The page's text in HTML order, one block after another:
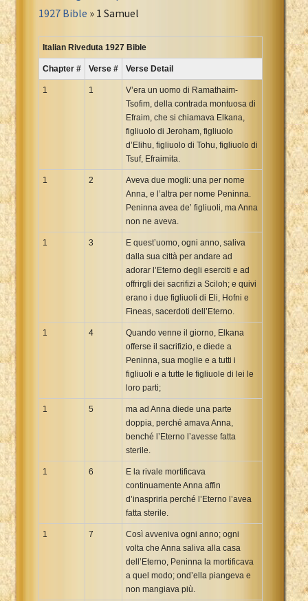
Russian Synodal 1876 Bible
Russian Synodal Bible Win-1251
Spanish Sag. Escrituras 1569
Swahili New Testament
Tagalog John and James
Turkish Bible
Xhosa Bible
1927 Bible » 1 Samuel
Italian Riveduta 1927 Bible
Chapter # Verse # Verse Detail
1 1
V’era un uomo di Ramathaim-
Tsofim, della contrada montuosa di
Efraim, che si chiamava Elkana,
figliuolo di Jeroham, figliuolo
d’Elihu, figliuolo di Tohu, figliuolo di
Tsuf, Efraimita.
1 2
Aveva due mogli: una per nome
Anna, e l’altra per nome Peninna.
Peninna avea de’ figliuoli, ma Anna
non ne aveva.
1 3
E quest’uomo, ogni anno, saliva
dalla sua città per andare ad
adorar l’Eterno degli eserciti e ad
offrirgli dei sacrifizi a Sciloh; e quivi
erano i due figliuoli di Eli, Hofni e
Fineas, sacerdoti dell’Eterno.
1 4
Quando venne il giorno, Elkana
offerse il sacrifizio, e diede a
Peninna, sua moglie e a tutti i
figliuoli e a tutte le figliuole di lei le
loro parti;
1 5
ma ad Anna diede una parte
doppia, perché amava Anna,
benché l’Eterno l’avesse fatta
sterile.
1 6
E la rivale mortificava
continuamente Anna affin
d’inasprirla perché l’Eterno l’avea
fatta sterile.
1 7
Così avveniva ogni anno; ogni
volta che Anna saliva alla casa
dell’Eterno, Peninna la mortificava
a quel modo; ond’ella piangeva e
non mangiava più.